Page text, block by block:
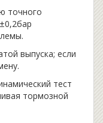
точного
выпуска; если
тест
тормозной